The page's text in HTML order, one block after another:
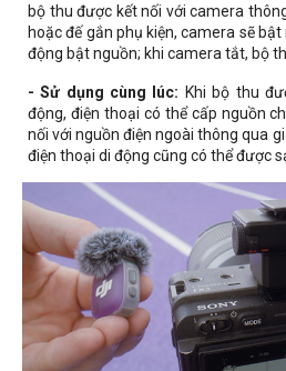
bộ thu được kết nối với camera
hoặc đế gắn phụ kiện, camera sẽ
động bật nguồn; khi camera tắt, bộ
- Sử dụng cùng lúc: Khi bộ thu
động, điện thoại có thể cấp nguồn
nối với nguồn điện ngoài thông qua
điện thoại di động cũng có thể được